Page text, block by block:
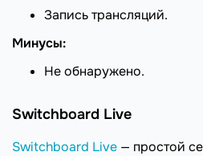
Запись трансляций.
Минусы:
Не обнаружено.
Switchboard Live
Switchboard Live — простой